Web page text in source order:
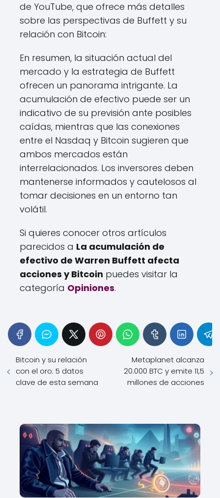
de YouTube, que ofrece más detalles
sobre las perspectivas de Buffett y su
relación con Bitcoin:
En resumen, la situación actual del
mercado y la estrategia de Buffett
ofrecen un panorama intrigante. La
acumulación de efectivo puede ser un
indicativo de su previsión ante posibles
caídas, mientras que las conexiones
entre el Nasdaq y Bitcoin sugieren que
ambos mercados están
interrelacionados. Los inversores deben
mantenerse informados y cautelosos al
tomar decisiones en un entorno tan
volátil.
Si quieres conocer otros artículos
parecidos a La acumulación de
efectivo de Warren Buffett afecta
acciones y Bitcoin puedes visitar la
categoría Opiniones.
Bitcoin y su relación
con el oro: 5 datos
clave de esta semana
Metaplanet alcanza
20.000 BTC y emite 11,5
millones de acciones